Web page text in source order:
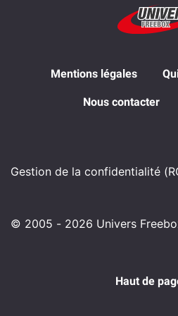
Mentions légales
Nous contacter
Gestion de la confidentialité
© 2005 - 2026 Univers
Haut de